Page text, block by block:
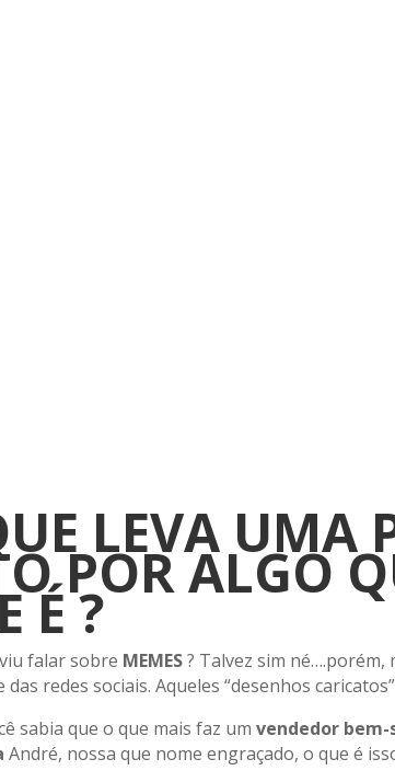
LEVA UMA
POR ALGO
É ?
falar sobre MEMES? Talvez sim né….porém,
das redes sociais. Aqueles “desenhos
sabia que o que mais faz umvendedor bem-
André, nossa que nome engraçado, o que é